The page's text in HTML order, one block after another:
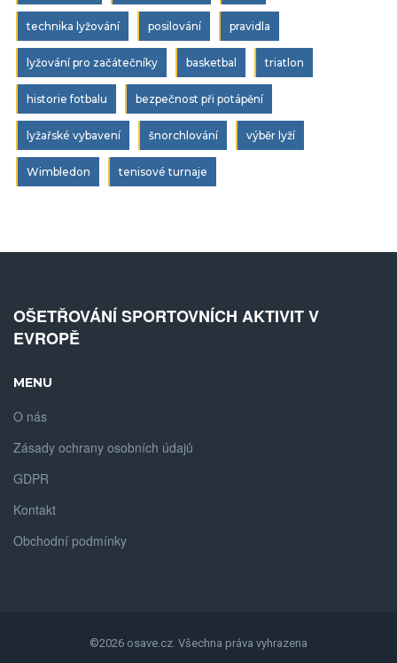
technika lyžování posilování pravidla
lyžování pro začátečníky basketbal triatlon
historie fotbalu bezpečnost při potápění
lyžařské vybavení šnorchlování výběr lyží
Wimbledon tenisové turnaje
OŠETŘOVÁNÍ SPORTOVNÍCH AKTIVIT V
EVROPĚ
MENU
O nás
Zásady ochrany osobních údajů
GDPR
Kontakt
Obchodní podmínky
©2026 osave.cz. Všechna práva vyhrazena